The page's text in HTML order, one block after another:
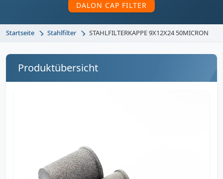
DALON CAP FILTER
Startseite Stahlfilter STAHLFILTERKAPPE 9X12X24 50MICRON
Produktübersicht